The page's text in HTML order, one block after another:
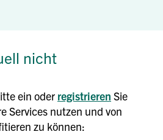
nicht
ein oder registrieren Sie
Services nutzen und von
zu können: